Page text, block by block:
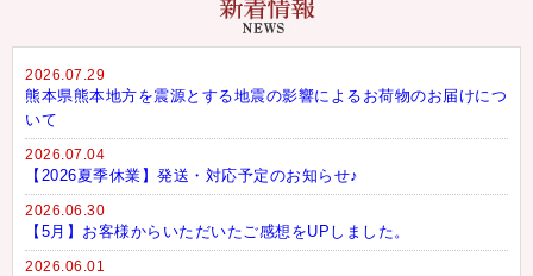
2026.07.29
熊本県熊本地方を震源とする地震の影響によるお荷物のお届けにつ
いて
2026.07.04
【2026夏季休業】発送・対応予定のお知らせ♪
2026.06.30
【5月】お客様からいただいたご感想をUPしました。
2026.06.01